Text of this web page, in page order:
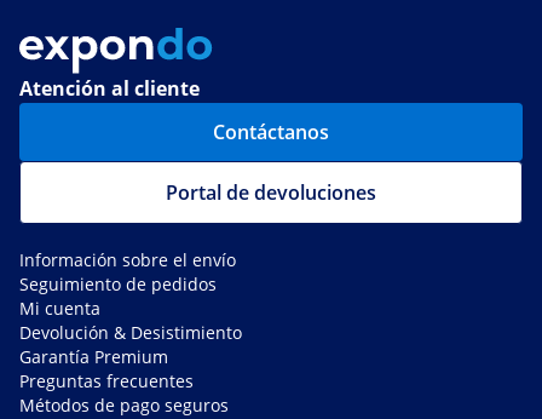
Atención al cliente
Contáctanos
Portal de devoluciones
Información sobre el envío
Seguimiento de pedidos
Mi cuenta
Devolución & Desistimiento
Garantía Premium
Preguntas frecuentes
Métodos de pago seguros